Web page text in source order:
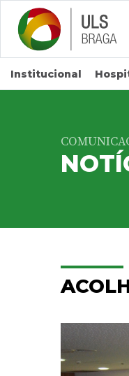
Saltar para conteúdo
Institucional